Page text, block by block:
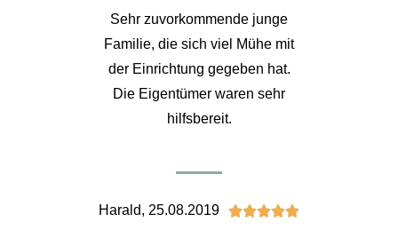
Sehr zuvorkommende junge
Familie, die sich viel Mühe mit
der Einrichtung gegeben hat.
Die Eigentümer waren sehr
hilfsbereit.
Harald, 25.08.2019 